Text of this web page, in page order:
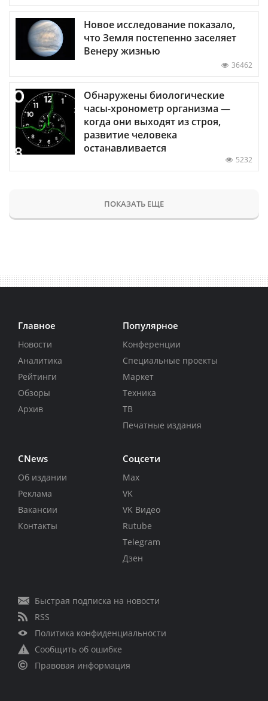
Новое исследование показало,
что Земля постепенно заселяет
Венеру жизнью
36462
Обнаружены биологические
часы-хронометр организма —
когда они выходят из строя,
развитие человека
останавливается
5232
ПОКАЗАТЬ ЕЩЕ
Главное
Новости
Аналитика
Рейтинги
Обзоры
Архив
Популярное
Конференции
Специальные проекты
Маркет
Техника
ТВ
Печатные издания
CNews
Об издании
Реклама
Вакансии
Контакты
Соцсети
Max
VK
VK Видео
Rutube
Telegram
Дзен
Быстрая подписка на новости
RSS
Политика конфиденциальности
Сообщить об ошибке
Правовая информация